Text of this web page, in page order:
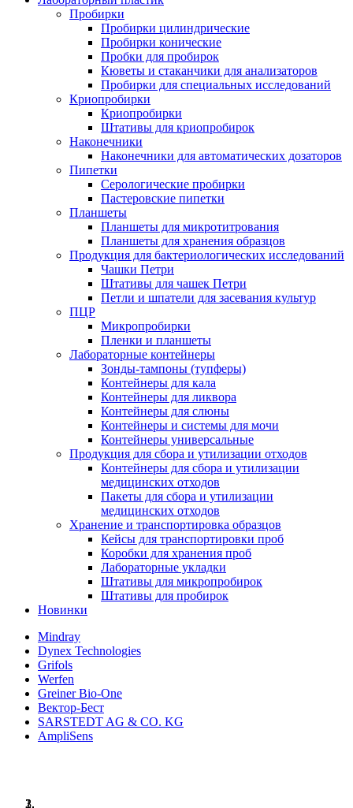
Пробирки
Пробирки цилиндрические
Пробирки конические
Пробки для пробирок
Кюветы и стаканчики для анализаторов
Пробирки для специальных исследований
Криопробирки
Криопробирки
Штативы для криопробирок
Наконечники
Наконечники для автоматических дозаторов
Пипетки
Серологические пробирки
Пастеровские пипетки
Планшеты
Планшеты для микротитрования
Планшеты для хранения образцов
Продукция для бактериологических исследований
Чашки Петри
Штативы для чашек Петри
Петли и шпатели для засевания культур
ПЦР
Микропробирки
Пленки и планшеты
Лабораторные контейнеры
Зонды-тампоны (тупферы)
Контейнеры для кала
Контейнеры для ликвора
Контейнеры для слюны
Контейнеры и системы для мочи
Контейнеры универсальные
Продукция для сбора и утилизации отходов
Контейнеры для сбора и утилизации
медицинских отходов
Пакеты для сбора и утилизации
медицинских отходов
Хранение и транспортировка образцов
Кейсы для транспортировки проб
Коробки для хранения проб
Лабораторные укладки
Штативы для микропробирок
Штативы для пробирок
Новинки
Mindray
Dynex Technologies
Grifols
Werfen
Greiner Bio-One
Вектор-Бест
SARSTEDT AG & CO. KG
AmpliSens